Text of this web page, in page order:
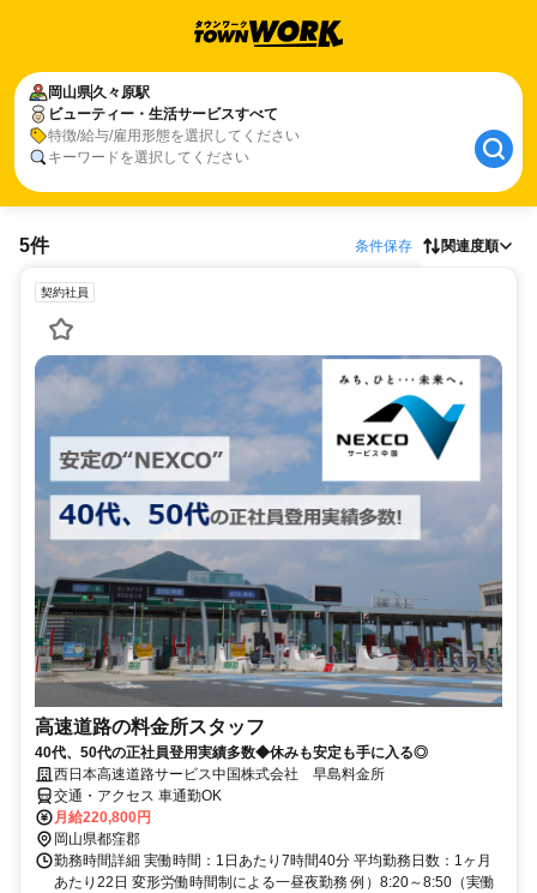
岡山県久々原駅
ビューティー・生活サービスすべて
特徴/給与/雇用形態を選択してください
キーワードを選択してください
5件 条件保存 関連度順
契約社員
高速道路の料金所スタッフ
40代、50代の正社員登用実績多数◆休みも安定も手に入る◎
西日本高速道路サービス中国株式会社 早島料金所
交通・アクセス 車通勤OK
月給220,800円
岡山県都窪郡
勤務時間詳細 実働時間：1日あたり7時間40分 平均勤務日数：1ヶ月
あたり22日 変形労働時間制による一昼夜勤務 例）8:20～8:50（実働